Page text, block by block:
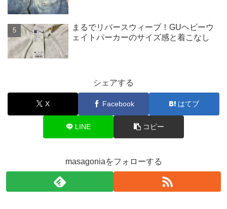
まるでリバースウィーブ！GUヘビーウ
ェイトパーカーのサイズ感と着こなし
シェアする
X Facebook はてブ
LINE コピー
masagoniaをフォローする